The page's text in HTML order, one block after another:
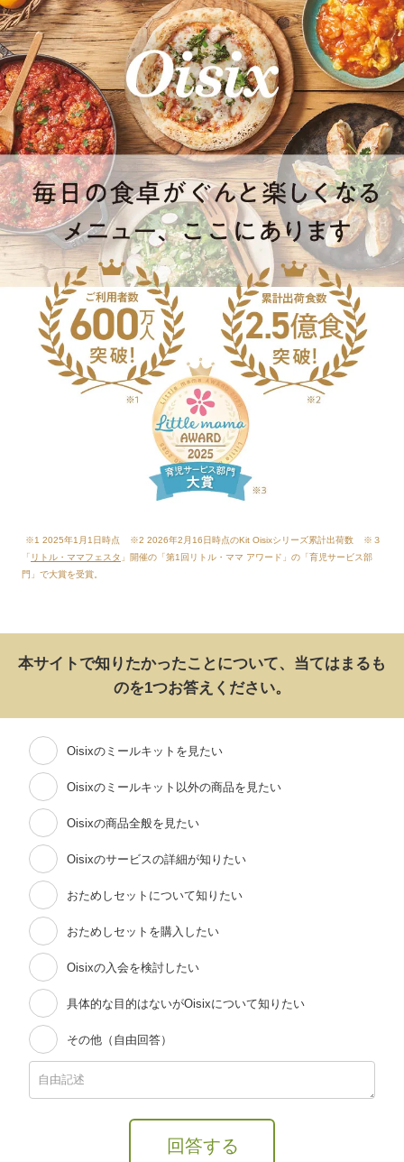
※1 2025年1月1日時点 ※2 2026年2月16日時点のKit Oisixシリーズ累計出荷数
※３
「 リトル・ママフェスタ 」開催の「第1回リトル・ママ アワード」の「育児サービス部
門」で大賞を受賞。
本サイトで知りたかったことについて、当てはまるも
のを1つお答えください。
Oisixのミールキットを見たい
Oisixのミールキット以外の商品を見たい
Oisixの商品全般を見たい
Oisixのサービスの詳細が知りたい
おためしセットについて知りたい
おためしセットを購入したい
Oisixの入会を検討したい
具体的な目的はないがOisixについて知りたい
その他（自由回答）
回答する